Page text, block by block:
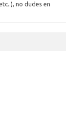
no dudes en